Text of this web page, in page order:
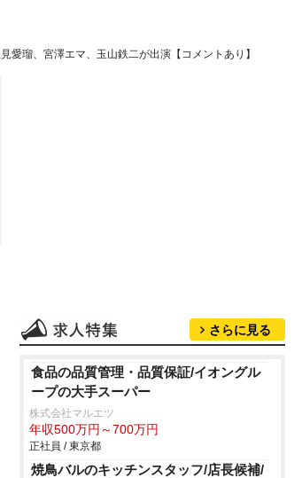
愛瑠、宮澤エマ、玉山鉄二が出演【コメントあり】
さらに見る
食品の品質管理・品質保証/イオングル
ープの大手スーパー
株式会社マルエツ
年収500万円～700万円
正社員 / 東京都
焼鳥バルのキッチンスタッフ/店長候補/